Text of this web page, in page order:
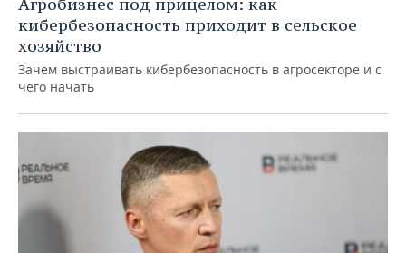
кибербезопасность приходит в сельское
хозяйство
Зачем выстраивать кибербезопасность в агросекторе и с
чего начать